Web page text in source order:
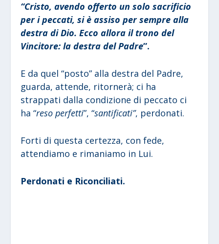
“Cristo, avendo offerto un solo sacrificio
per i peccati, si è assiso per sempre alla
destra di Dio. Ecco allora il trono del
Vincitore: la destra del Padre”.
E da quel “posto” alla destra del Padre,
guarda, attende, ritornerà; ci ha
strappati dalla condizione di peccato ci
ha “reso perfetti”, “santificati”, perdonati.
Forti di questa certezza, con fede,
attendiamo e rimaniamo in Lui.
Perdonati e Riconciliati.